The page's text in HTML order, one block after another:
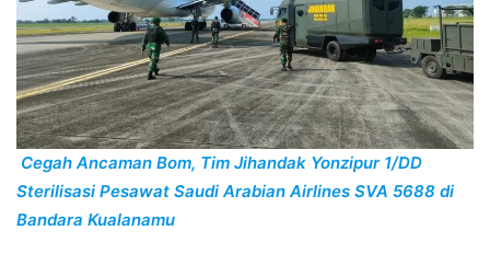
Cegah Ancaman Bom, Tim Jihandak Yonzipur 1/DD
Sterilisasi Pesawat Saudi Arabian Airlines SVA 5688 di
Bandara Kualanamu